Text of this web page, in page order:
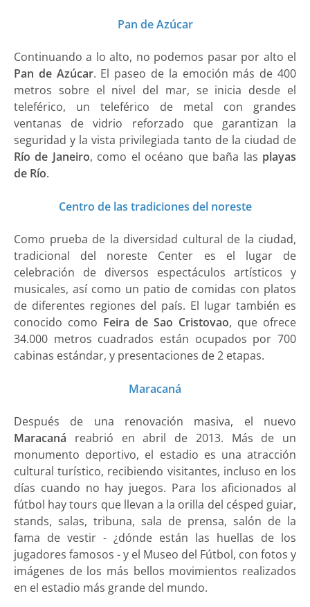
Pan de Azúcar
Continuando a lo alto, no podemos pasar por alto el
Pan de Azúcar. El paseo de la emoción más de 400
metros sobre el nivel del mar, se inicia desde el
teleférico, un teleférico de metal con grandes
ventanas de vidrio reforzado que garantizan la
seguridad y la vista privilegiada tanto de la ciudad de
Río de Janeiro, como el océano que baña las playas
de Río.
Centro de las tradiciones del noreste
Como prueba de la diversidad cultural de la ciudad,
tradicional del noreste Center es el lugar de
celebración de diversos espectáculos artísticos y
musicales, así como un patio de comidas con platos
de diferentes regiones del país. El lugar también es
conocido como Feira de Sao Cristovao, que ofrece
34.000 metros cuadrados están ocupados por 700
cabinas estándar, y presentaciones de 2 etapas.
Maracaná
Después de una renovación masiva, el nuevo
Maracaná reabrió en abril de 2013. Más de un
monumento deportivo, el estadio es una atracción
cultural turístico, recibiendo visitantes, incluso en los
días cuando no hay juegos. Para los aficionados al
fútbol hay tours que llevan a la orilla del césped guiar,
stands, salas, tribuna, sala de prensa, salón de la
fama de vestir - ¿dónde están las huellas de los
jugadores famosos - y el Museo del Fútbol, ​​con fotos y
imágenes de los más bellos movimientos realizados
en el estadio más grande del mundo.